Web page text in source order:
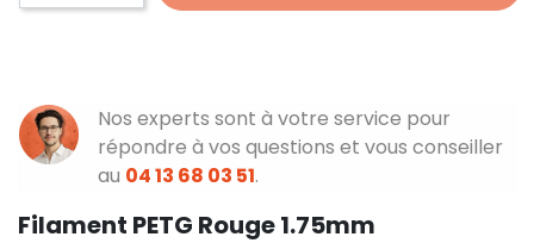
Nos experts sont à votre service pour
répondre à vos questions et vous conseiller
au 04 13 68 03 51.
Filament PETG Rouge 1.75mm